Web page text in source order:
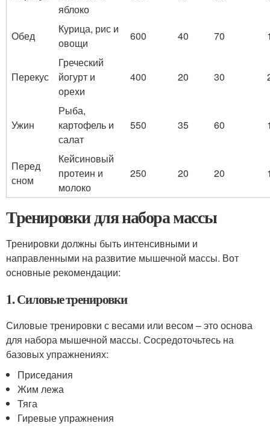
яблоко
Обед
Курица, рис и
овощи
600 40 70
Перекус
Греческий
йогурт и
орехи
400 20 30
Ужин
Рыба,
картофель и
салат
550 35 60
Перед
сном
Кейсиновый
протеин и
молоко
250 20 20
Тренировки для набора массы
Тренировки должны быть интенсивными и
направленными на развитие мышечной массы. Вот
основные рекомендации:
1. Силовые тренировки
Силовые тренировки с весами или весом – это основа
для набора мышечной массы. Сосредоточьтесь на
базовых упражнениях:
Приседания
Жим лежа
Тяга
Гиревые упражнения